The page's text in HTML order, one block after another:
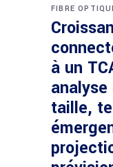
FIBRE
à un
analyse
taille,